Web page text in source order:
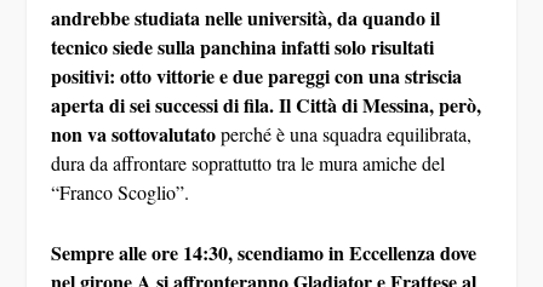
“Franco Scoglio”.
Sempre alle ore 14:30, scendiamo in Eccellenza dove
nel girone A si affronteranno Gladiator e Frattese al
“Piccirillo” di Santa Maria Capua Vetere. La
classifica corta permetterebbe ai nerazzurri, in caso di
vittoria, di rilanciarsi addirittura per il primato, mentre
percorso fin qui perfetto degli uomini di Ciaramella.Non
di minore importanza la sfida sull’isola d’Ischia tra la